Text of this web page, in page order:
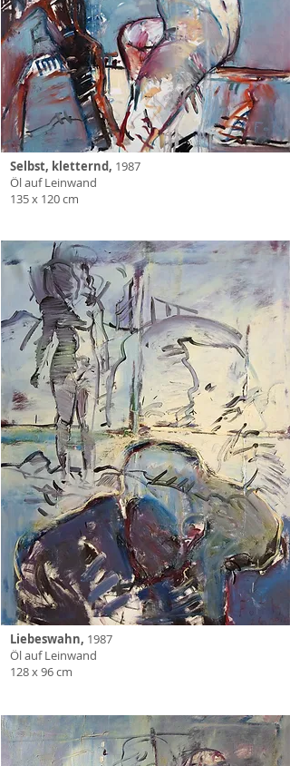
Selbst, kletternd, 1987
Öl auf Leinwand
135 x 120 cm
Liebeswahn, 1987
Öl auf Leinwand
128 x 96 cm